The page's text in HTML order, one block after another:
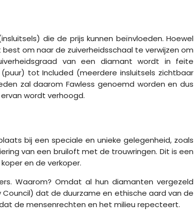
die de prijs kunnen beïnvloeden. Hoewel
om naar de zuiverheidsschaal te verwijzen om
van een diamant wordt in feite
tot Included (meerdere insluitsels zichtbaar
zal daarom Fawless genoemd worden en dus
wordt verhoogd.
bij een speciale en unieke gelegenheid, zoals
van een bruiloft met de trouwringen. Dit is een
en de verkoper.
Waarom? Omdat al hun diamanten vergezeld
dat de duurzame en ethische aard van de
de mensenrechten en het milieu repecteert.